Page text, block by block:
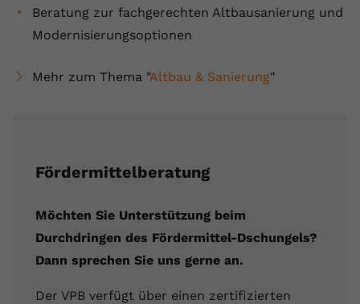
Beratung zur fachgerechten Altbausanierung und
Modernisierungsoptionen
Mehr zum Thema "Altbau & Sanierung"
Fördermittelberatung
Möchten Sie Unterstützung beim
Durchdringen des Fördermittel-Dschungels?
Dann sprechen Sie uns gerne an.
Der VPB verfügt über einen zertifizierten